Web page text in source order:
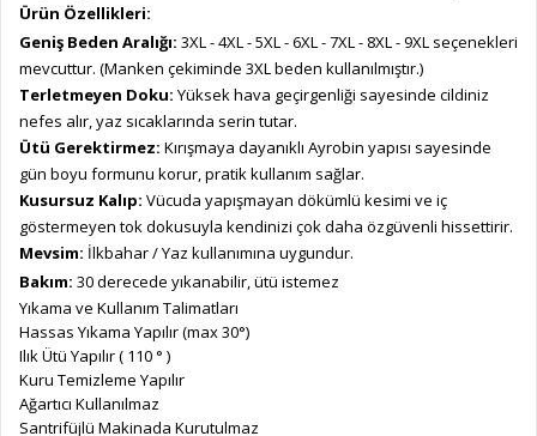
Ürün Özellikleri:
Geniş Beden Aralığı: 3XL - 4XL - 5XL - 6XL - 7XL - 8XL - 9XL seçenekleri
mevcuttur. (Manken çekiminde 3XL beden kullanılmıştır.)
Terletmeyen Doku: Yüksek hava geçirgenliği sayesinde cildiniz
nefes alır, yaz sıcaklarında serin tutar.
Ütü Gerektirmez: Kırışmaya dayanıklı Ayrobin yapısı sayesinde
gün boyu formunu korur, pratik kullanım sağlar.
Kusursuz Kalıp: Vücuda yapışmayan dökümlü kesimi ve iç
göstermeyen tok dokusuyla kendinizi çok daha özgüvenli hissettirir.
Mevsim: İlkbahar / Yaz kullanımına uygundur.
Bakım: 30 derecede yıkanabilir, ütü istemez
Yıkama ve Kullanım Talimatları
Hassas Yıkama Yapılır (max 30°)
Ilık Ütü Yapılır ( 110 ° )
Kuru Temizleme Yapılır
Ağartıcı Kullanılmaz
Santrifüjlü Makinada Kurutulmaz